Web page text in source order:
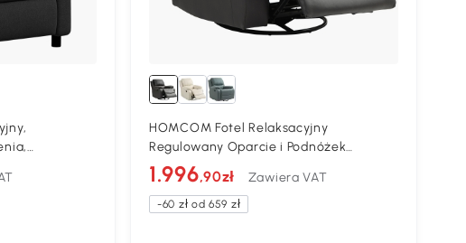
podnóżek,
HOMCOM Fotel Relaksacyjny
Regulowany Oparcie i Podnóżek
Obrotowy Stalowa Rama 93cm do
Relaksu Czarny
1.996,90zł Zawiera VAT
-60 zł od 659 zł